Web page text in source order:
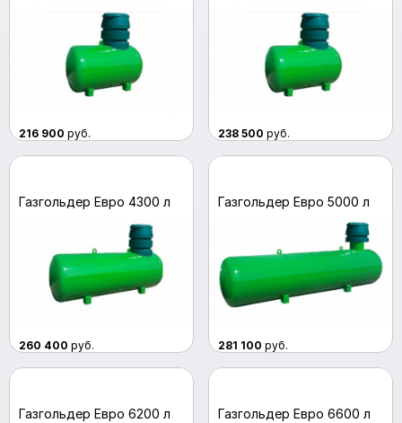
216 900 руб. 238 500 руб.
Газгольдер Евро 4300 л
260 400 руб.
Газгольдер Евро 5000 л
281 100 руб.
Газгольдер Евро 6200 л Газгольдер Евро 6600 л